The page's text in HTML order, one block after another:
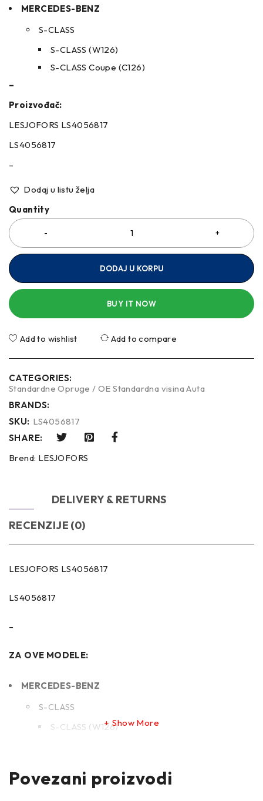
MERCEDES-BENZ
S-CLASS
S-CLASS (W126)
S-CLASS Coupe (C126)
–
Proizvođač:
LESJOFORS LS4056817
LS4056817
–
Dodaj u listu želja
Quantity
DODAJ U KORPU
BUY IT NOW
Add to wishlist Add to compare
CATEGORIES:
Standardne Opruge / OE Standardna visina Auta
BRANDS:
SKU: LS4056817
SHARE:
Brend: LESJOFORS
DELIVERY & RETURNS
RECENZIJE (0)
LESJOFORS LS4056817
LS4056817
–
ZA OVE MODELE:
MERCEDES-BENZ
S-CLASS
S-CLASS (W126)
–
Show More
Povezani proizvodi